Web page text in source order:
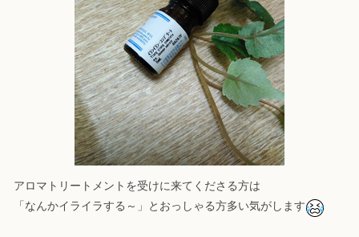
アロマトリートメントを受けに来てくださる方は
「なんかイライラする～」とおっしゃる方多い気がします